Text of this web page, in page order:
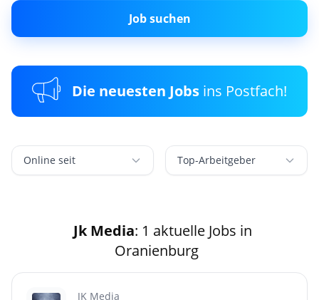
Job suchen
Die neuesten Jobs ins Postfach!
Online seit Top-Arbeitgeber
Jk Media: 1 aktuelle Jobs in
Oranienburg
JK Media